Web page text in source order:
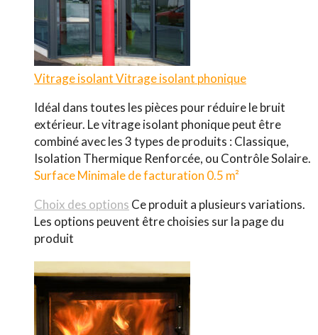
Vitrage isolantVitrage isolant phonique
Idéal dans toutes les pièces pour réduire le bruit
extérieur. Le vitrage isolant phonique peut être
combiné avec les 3 types de produits : Classique,
Isolation Thermique Renforcée, ou Contrôle Solaire.
Surface Minimale de facturation 0.5 m²
Choix des options Ce produit a plusieurs variations.
Les options peuvent être choisies sur la page du
produit